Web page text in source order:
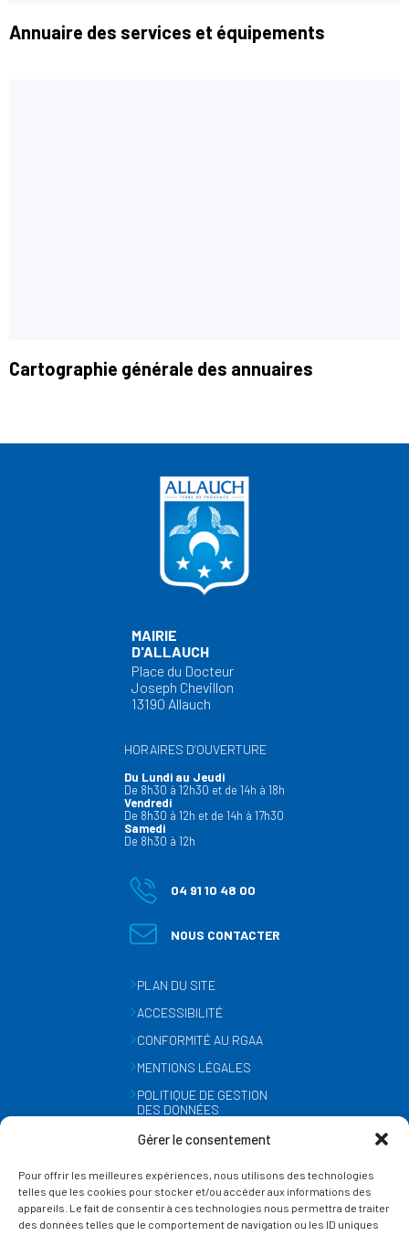
Gérer le consentement
Pour offrir les meilleures expériences, nous utilisons des technologies
telles que les cookies pour stocker et/ou accéder aux informations des
appareils. Le fait de consentir à ces technologies nous permettra de traiter
des données telles que le comportement de navigation ou les ID uniques
Annuaire des services et équipements
Cartographie générale des annuaires
MAIRIE
D'ALLAUCH
Place du Docteur
Joseph Chevillon
13190 Allauch
HORAIRES D’OUVERTURE
Du Lundi au Jeudi
De 8h30 à 12h30 et de 14h à 18h
Vendredi
De 8h30 à 12h et de 14h à 17h30
Samedi
De 8h30 à 12h
04 91 10 48 00
NOUS CONTACTER
PLAN DU SITE
ACCESSIBILITÉ
CONFORMITÉ AU RGAA
MENTIONS LÉGALES
POLITIQUE DE GESTION
DES DONNÉES
GESTION DES COOKIES